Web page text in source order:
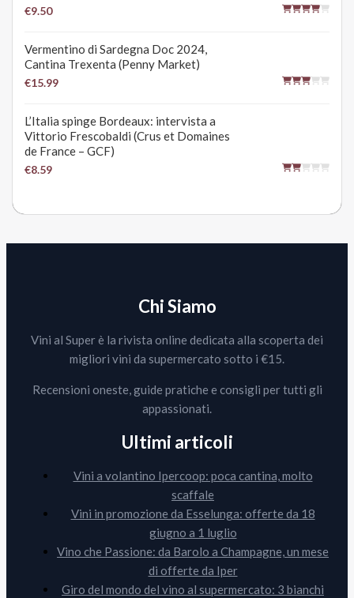
€9.50
Vermentino di Sardegna Doc 2024,
Cantina Trexenta (Penny Market)
€15.99
L’Italia spinge Bordeaux: intervista a
Vittorio Frescobaldi (Crus et Domaines
de France – GCF)
€8.59
Chi Siamo
Vini al Super è la rivista online dedicata alla scoperta dei
migliori vini da supermercato sotto i €15.
Recensioni oneste, guide pratiche e consigli per tutti gli
appassionati.
Ultimi articoli
Vini a volantino Ipercoop: poca cantina, molto
scaffale
Vini in promozione da Esselunga: offerte da 18
giugno a 1 luglio
Vino che Passione: da Barolo a Champagne, un mese
di offerte da Iper
Giro del mondo del vino al supermercato: 3 bianchi